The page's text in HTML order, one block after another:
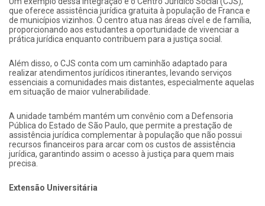
que oferece assistência jurídica gratuita à população de Franca e
de municípios vizinhos. O centro atua nas áreas cível e de família,
proporcionando aos estudantes a oportunidade de vivenciar a
prática jurídica enquanto contribuem para a justiça social.
Além disso, o CJS conta com um caminhão adaptado para
realizar atendimentos jurídicos itinerantes, levando serviços
essenciais a comunidades mais distantes, especialmente aquelas
em situação de maior vulnerabilidade.
A unidade também mantém um convênio com a Defensoria
Pública do Estado de São Paulo, que permite a prestação de
assistência jurídica complementar à população que não possui
recursos financeiros para arcar com os custos de assistência
jurídica, garantindo assim o acesso à justiça para quem mais
precisa.
Extensão Universitária